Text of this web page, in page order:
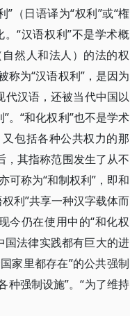
（日语译为“权利”或“権
“汉语权利”不是学术概
然人和法人）的法的权
称为“汉语权利”，是因为
汉语，还被当代中国以
。“和化权利”也不是学术
包括各种公共权力的那
，其指称范围发生了从不
可称为“和制权利”，即和
利”共享一种汉字载体而
今仍在使用中的“和化权
国法律实践都有巨大的进
家里都存在”的公共强制
种强制设施”。“为了维持